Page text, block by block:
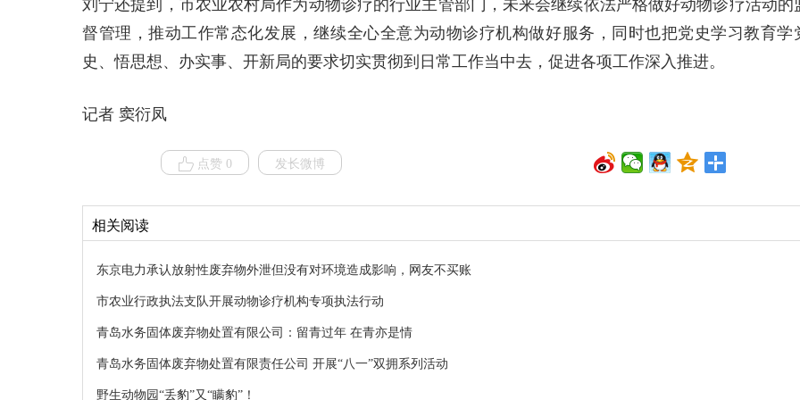
刘宁还提到，市农业农村局作为动物诊疗的行业主管部门，未来会继续依法严格做好动物诊疗活动的
督管理，推动工作常态化发展，继续全心全意为动物诊疗机构做好服务，同时也把党史学习教育学
史、悟思想、办实事、开新局的要求切实贯彻到日常工作当中去，促进各项工作深入推进。
记者 窦衍凤
点赞 0 发长微博
相关阅读
东京电力承认放射性废弃物外泄但没有对环境造成影响，网友不买账
市农业行政执法支队开展动物诊疗机构专项执法行动
青岛水务固体废弃物处置有限公司：留青过年 在青亦是情
青岛水务固体废弃物处置有限责任公司 开展“八一”双拥系列活动
野生动物园“丢豹”又“瞒豹”！